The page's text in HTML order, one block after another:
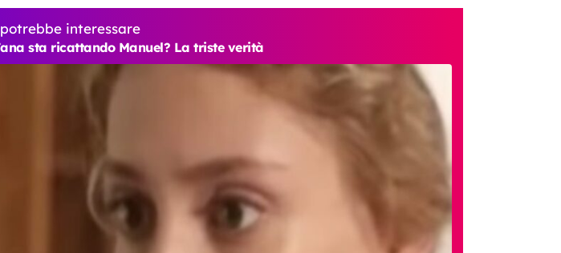
interessare
sta ricattando Manuel? La triste verità